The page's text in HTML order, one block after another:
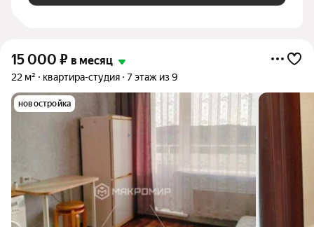
15 000 ₽ в месяц
22 м² квартира-студия 7 этаж из 9
новостройка